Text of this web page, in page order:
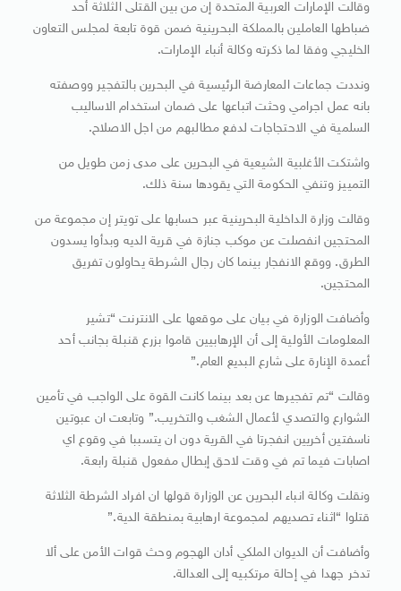
وقالت الإمارات العربية المتحدة إن من بين القتلى الثلاثة أحد
ضباطها العاملين بالمملكة البحرينية ضمن قوة تابعة لمجلس التعاون
الخليجي وفقا لما ذكرته وكالة أنباء الإمارات.
ونددت جماعات المعارضة الرئيسية في البحرين بالتفجير ووصفته
بانه عمل اجرامي وحثت اتباعها على ضمان استخدام الاساليب
السلمية في الاحتجاجات لدفع مطالبهم من اجل الاصلاح.
واشتكت الأغلبية الشيعية في البحرين على مدى زمن طويل من
التمييز وتنفي الحكومة التي يقودها سنة ذلك.
وقالت وزارة الداخلية البحرينية عبر حسابها على تويتر إن مجموعة من
المحتجين انفصلت عن موكب جنازة في قرية الديه وبدأوا يسدون
الطرق. ووقع الانفجار بينما كان رجال الشرطة يحاولون تفريق
المحتجين.
وأضافت الوزارة في بيان على موقعها على الانترنت “تشير
المعلومات الأولية إلى أن الإرهابيين قاموا بزرع قنبلة بجانب أحد
أعمدة الإنارة على شارع البديع العام.”
وقالت “تم تفجيرها عن بعد بينما كانت القوة على الواجب في تأمين
الشوارع والتصدي لأعمال الشغب والتخريب.” وتابعت ان عبوتين
ناسفتين أخريين انفجرتا في القرية دون ان يتسببا في وقوع اي
اصابات فيما تم في وقت لاحق إبطال مفعول قنبلة رابعة.
ونقلت وكالة انباء البحرين عن الوزارة قولها ان افراد الشرطة الثلاثة
قتلوا “اثناء تصديهم لمجموعة ارهابية بمنطقة الدية.”
وأضافت أن الديوان الملكي أدان الهجوم وحث قوات الأمن على ألا
تدخر جهدا في إحالة مرتكبيه إلى العدالة.